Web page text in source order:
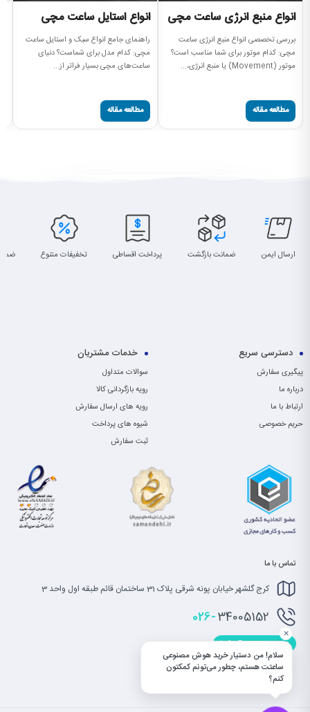
انواع منبع انرژی ساعت مچی
بررسی تخصصی انواع منبع انرژی ساعت
مچی: کدام موتور برای شما مناسب است؟
موتور (Movement) یا منبع انرژی،...
مطالعه مقاله
انواع استایل ساعت مچی
راهنمای جامع انواع سبک و استایل ساعت
مچی: کدام مدل برای شماست؟ دنیای
ساعت‌های مچی بسیار فراتر از...
مطالعه مقاله
ارسال ایمن ضمانت بازگشت پرداخت اقساطی تخفیفات متنوع
دسترسی سریع
پیگیری سفارش
درباره ما
ارتباط با ما
حریم خصوصی
خدمات مشتریان
سوالات متداول
رویه بازگردانی کالا
رویه های ارسال سفارش
شیوه های پرداخت
ثبت سفارش
تماس با ما
کرج گلشهر خیابان پونه شرقی پلاک 31 ساختمان قائم طبقه اول واحد 3
026-34005152
info@saatet.com
سلام! من دستیار خرید هوش مصنوعی
ساعتت هستم، چطور می‌تونم کمکتون
کنم؟
×